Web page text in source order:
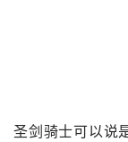
圣剑骑士可以说